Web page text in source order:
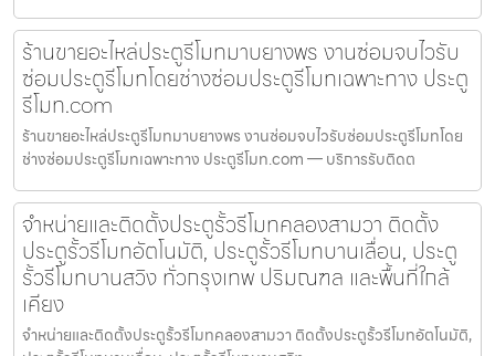
ร้านขายอะไหล่ประตูรีโมทมาบยางพร งานซ่อมจบไวรับ
ซ่อมประตูรีโมทโดยช่างซ่อมประตูรีโมทเฉพาะทาง ประตู
รีโมท.com
ร้านขายอะไหล่ประตูรีโมทมาบยางพร งานซ่อมจบไวรับซ่อมประตูรีโมทโดย
ช่างซ่อมประตูรีโมทเฉพาะทาง ประตูรีโมท.com — บริการรับติดต
จำหน่ายและติดตั้งประตูรั้วรีโมทคลองสามวา ติดตั้ง
ประตูรั้วรีโมทอัตโนมัติ, ประตูรั้วรีโมทบานเลื่อน, ประตู
รั้วรีโมทบานสวิง ทั่วกรุงเทพ ปริมณฑล และพื้นที่ใกล้
เคียง
จำหน่ายและติดตั้งประตูรั้วรีโมทคลองสามวา ติดตั้งประตูรั้วรีโมทอัตโนมัติ,